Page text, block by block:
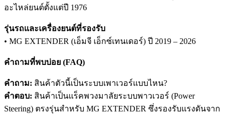
อะไหล่ยนต์ตั้งแต่ปี 1976
รุ่นรถและเครื่องยนต์ที่รองรับ
• MG EXTENDER (เอ็มจี เอ็กซ์เทนเดอร์) ปี 2019 – 2026
คำถามที่พบบ่อย (FAQ)
คำถาม: สินค้าตัวนี้เป็นระบบเพาเวอร์แบบไหน?
คำตอบ: สินค้าเป็นแร็คพวงมาลัยระบบพาวเวอร์ (Power
Steering) ตรงรุ่นสำหรับ MG EXTENDER ซึ่งรองรับแรงดันจาก